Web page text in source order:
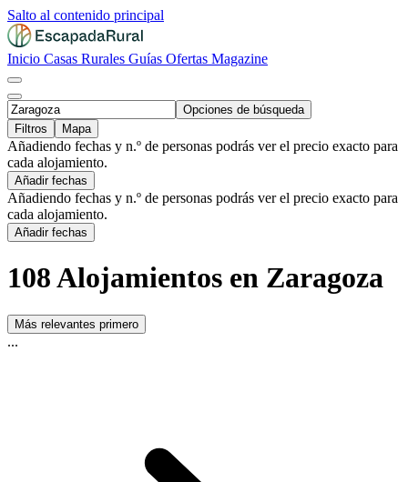
Salto al contenido principal
Inicio Casas Rurales Guías Ofertas Magazine
Opciones de búsqueda
Filtros
Mapa
Añadiendo fechas y n.º de personas podrás ver el precio exacto para
cada alojamiento.
Añadir fechas
Añadiendo fechas y n.º de personas podrás ver el precio exacto para
cada alojamiento.
Añadir fechas
108 Alojamientos en Zaragoza
Más relevantes primero
...